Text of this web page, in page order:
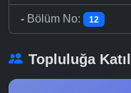
- Bölüm No: 12
Topluluğa Katıl